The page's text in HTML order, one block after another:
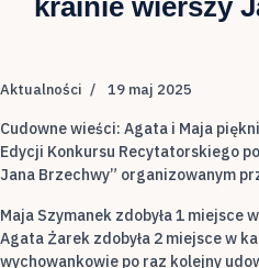
Aktualności 19 maj 2025
Cudowne wieści: Agata i Maja
Edycji Konkursu Recytatorskiego
Jana Brzechwy” organizowanym
Maja Szymanek zdobyła 1 miejsce
Agata Żarek zdobyła 2 miejsce w
wychowankowie po raz kolejny